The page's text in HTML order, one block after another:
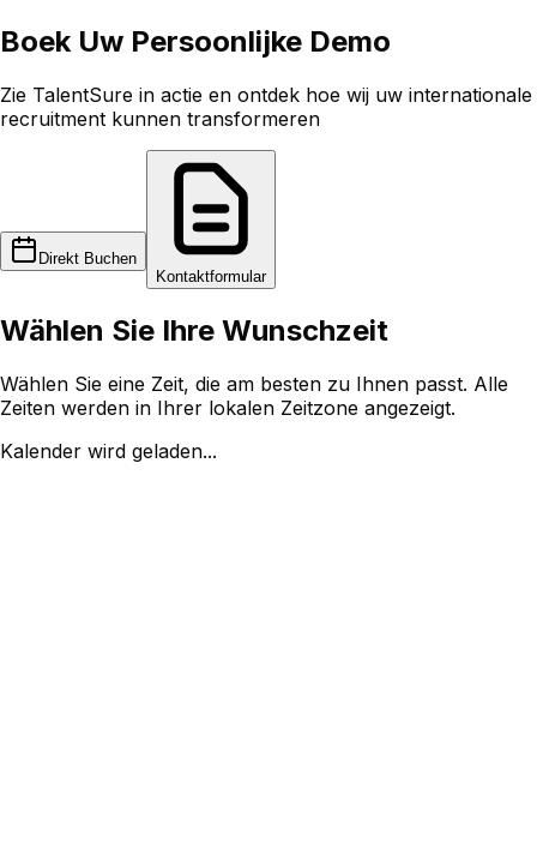
Boek Uw Persoonlijke Demo
Zie TalentSure in actie en ontdek hoe wij uw internationale
recruitment kunnen transformeren
Direkt Buchen
Kontaktformular
Wählen Sie Ihre Wunschzeit
Wählen Sie eine Zeit, die am besten zu Ihnen passt. Alle
Zeiten werden in Ihrer lokalen Zeitzone angezeigt.
Kalender wird geladen...